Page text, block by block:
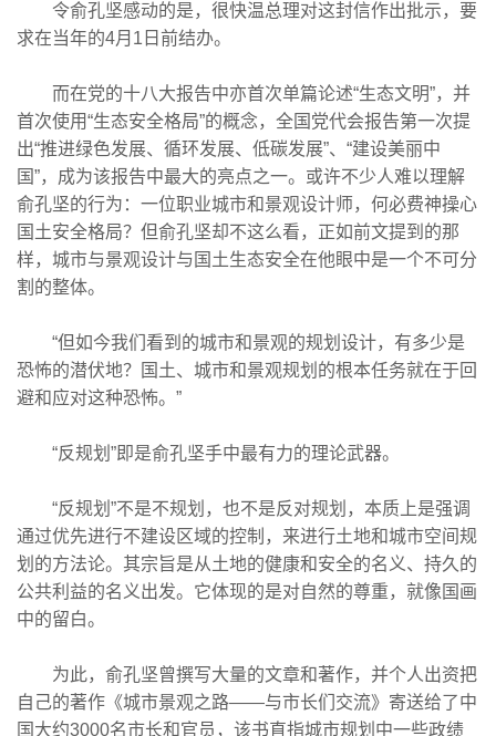
令俞孔坚感动的是，很快温总理对这封信作出批示，要
求在当年的4月1日前结办。
而在党的十八大报告中亦首次单篇论述“生态文明”，并
首次使用“生态安全格局”的概念，全国党代会报告第一次提
出“推进绿色发展、循环发展、低碳发展”、“建设美丽中
国”，成为该报告中最大的亮点之一。或许不少人难以理解
俞孔坚的行为：一位职业城市和景观设计师，何必费神操心
国土安全格局？但俞孔坚却不这么看，正如前文提到的那
样，城市与景观设计与国土生态安全在他眼中是一个不可分
割的整体。
“但如今我们看到的城市和景观的规划设计，有多少是
恐怖的潜伏地？国土、城市和景观规划的根本任务就在于回
避和应对这种恐怖。”
“反规划”即是俞孔坚手中最有力的理论武器。
“反规划”不是不规划，也不是反对规划，本质上是强调
通过优先进行不建设区域的控制，来进行土地和城市空间规
划的方法论。其宗旨是从土地的健康和安全的名义、持久的
公共利益的名义出发。它体现的是对自然的尊重，就像国画
中的留白。
为此，俞孔坚曾撰写大量的文章和著作，并个人出资把
自己的著作《城市景观之路——与市长们交流》寄送给了中
国大约3000名市长和官员，该书直指城市规划中一些政绩